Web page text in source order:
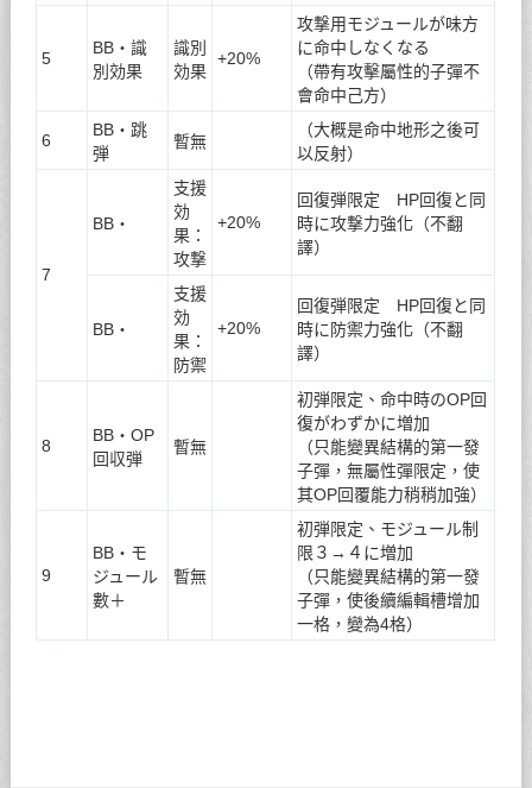
5
BB・識
別効果
識別
効果
+20%
攻撃用モジュールが味方
に命中しなくなる
（帶有攻擊屬性的子彈不
會命中己方）
6
BB・跳
弾
暫無
（大概是命中地形之後可
以反射）
7
BB・
支援
効
果：
攻撃
+20%
回復弾限定 HP回復と同
時に攻撃力強化（不翻
譯）
BB・
支援
効
果：
防禦
+20%
回復弾限定 HP回復と同
時に防禦力強化（不翻
譯）
8
BB・OP
回収弾
暫無
初弾限定、命中時のOP回
復がわずかに増加
（只能變異結構的第一發
子彈，無屬性彈限定，使
其OP回覆能力稍稍加強）
9
BB・モ
ジュール
數＋
暫無
初弾限定、モジュール制
限３→４に増加
（只能變異結構的第一發
子彈，使後續編輯槽增加
一格，變為4格）